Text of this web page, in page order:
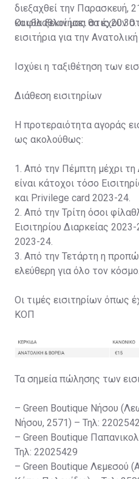
διεξαχθεί την Παρασκευή,
και θα ξεκινήσει στις 20:30.
Οι φίλαθλοί μας θα έχουν
εισιτήρια για την
Ισχύει η ταξιθέτηση των
Διάθεση εισιτηρίων
Η προτεραιότητα αγοράς
ως ακολούθως:
1. Από την Πέμπτη μέχρι τη
είναι κάτοχοι τόσο
και Privilege card 2023-24.
2. Από την Τρίτη όσοι
Εισιτηρίου Διαρκείας
2023-24.
3. Από την Τετάρτη η
ελεύθερη για όλο τον κόσμο.
Οι τιμές εισιτηρίων όπως
ΚΟΠ
Τα σημεία πώλησης των
– Green Boutique Νήσου
Νήσου, 2571) – Τηλ:
– Green Boutique
Τηλ: 22025429
– Green Boutique Λεμεσού